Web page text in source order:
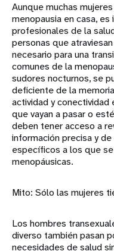
Aunque muchas
menopausia en casa,
profesionales de la
personas que
necesario para una
comunes de la
sudores nocturnos, se
deficiente de la
actividad y conectividad
que vayan a pasar o
deben tener acceso a
información precisa y
específicos a los que
menopáusicas.
Mito: Sólo las mujeres
Los hombres
diverso también pasan
necesidades de salud